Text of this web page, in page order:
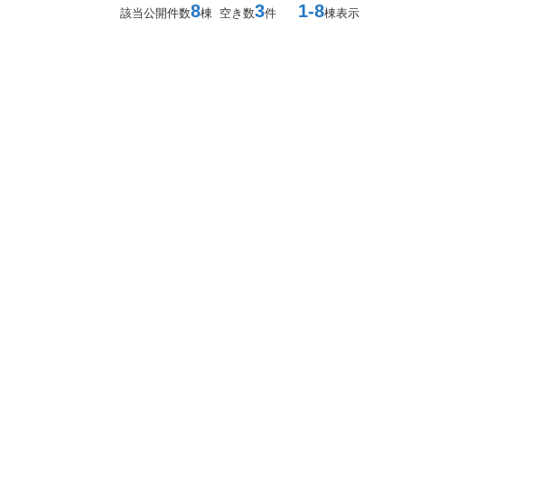
該当公開件数8棟 空き数3件 1-8棟表示